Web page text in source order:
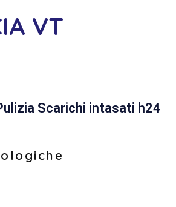
VT
Scarichi intasati h24